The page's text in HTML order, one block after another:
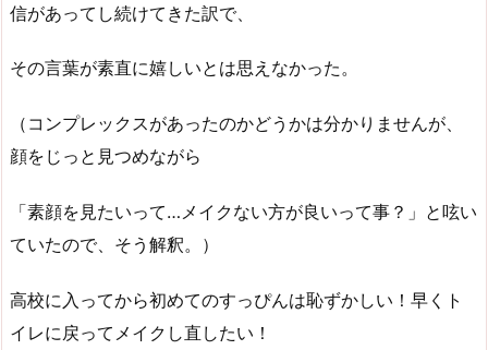
信があってし続けてきた訳で、
その言葉が素直に嬉しいとは思えなかった。
（コンプレックスがあったのかどうかは分かりませんが、
顔をじっと見つめながら
「素顔を見たいって…メイクない方が良いって事？」と呟い
ていたので、そう解釈。）
高校に入ってから初めてのすっぴんは恥ずかしい！早くト
イレに戻ってメイクし直したい！